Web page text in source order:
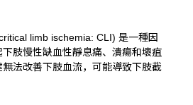
limb ischemia: CLI) 是一種因
肢慢性缺血性靜息痛、潰瘍和壞疽
法改善下肢血流，可能導致下肢截